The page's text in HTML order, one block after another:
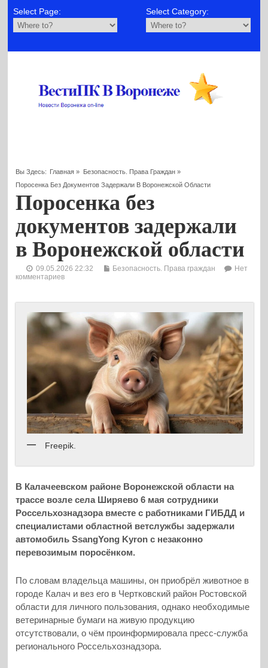
Select Page: Select Category:
Вы Здесь: Главная » Безопасность. Права Граждан»
Поросенка Без Документов Задержали В Воронежской Области
Поросенка без
документов задержали
в Воронежской области
09.05.2026 22:32 Безопасность. Права граждан
Нет
комментариев
Freepik.
В Калачеевском районе Воронежской области на
трассе возле села Ширяево 6 мая сотрудники
Россельхознадзора вместе с работниками ГИБДД и
специалистами областной ветслужбы задержали
автомобиль SsangYong Kyron с незаконно
перевозимым поросёнком.
По словам владельца машины, он приобрёл животное в
городе Калач и вез его в Чертковский район Ростовской
области для личного пользования, однако необходимые
ветеринарные бумаги на живую продукцию
отсутствовали, о чём проинформировала пресс-служба
регионального Россельхознадзора.